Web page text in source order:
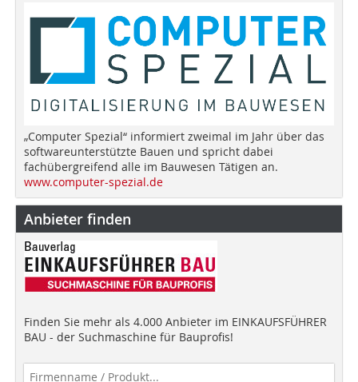
„Computer Spezial“ informiert zweimal im Jahr über das
softwareunterstützte Bauen und spricht dabei
fachübergreifend alle im Bauwesen Tätigen an.
www.computer-spezial.de
Anbieter finden
Finden Sie mehr als 4.000 Anbieter im EINKAUFSFÜHRER
BAU - der Suchmaschine für Bauprofis!